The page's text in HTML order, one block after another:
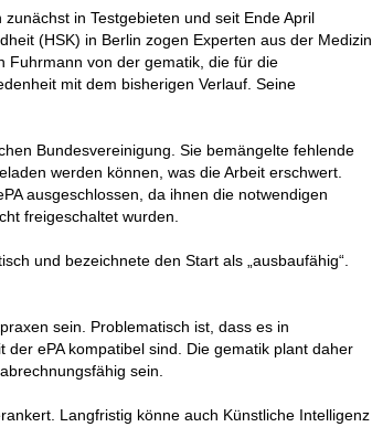
in Testgebieten und seit Ende April
(HSK) in Berlin zogen Experten aus der Medizin
Fuhrmann von der gematik, die für die
mit dem bisherigen Verlauf. Seine
Bundesvereinigung. Sie bemängelte fehlende
werden können, was die Arbeit erschwert.
ausgeschlossen, da ihnen die notwendigen
freigeschaltet wurden.
und bezeichnete den Start als „ausbaufähig“.
sein. Problematisch ist, dass es in
ePA kompatibel sind. Die gematik plant daher
sein.
Langfristig könne auch Künstliche Intelligenz